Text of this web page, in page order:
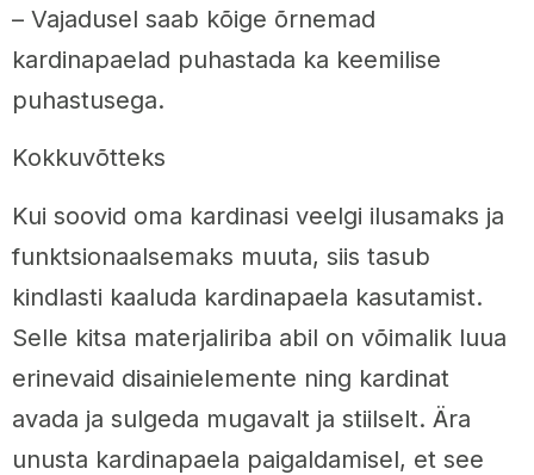
– Vajadusel saab kõige õrnemad
kardinapaelad puhastada ka keemilise
puhastusega.
Kokkuvõtteks
Kui soovid oma kardinasi veelgi ilusamaks ja
funktsionaalsemaks muuta, siis tasub
kindlasti kaaluda kardinapaela kasutamist.
Selle kitsa materjaliriba abil on võimalik luua
erinevaid disainielemente ning kardinat
avada ja sulgeda mugavalt ja stiilselt. Ära
unusta kardinapaela paigaldamisel, et see